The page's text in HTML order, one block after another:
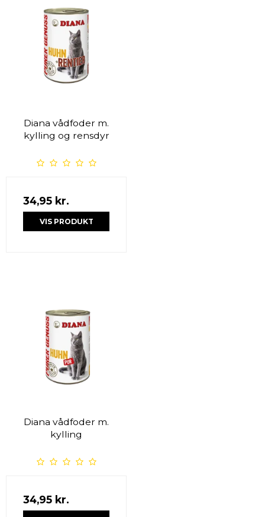
Diana vådfoder m.
kylling og rensdyr
34,95 kr.
VIS PRODUKT
Diana vådfoder m.
kylling
34,95 kr.